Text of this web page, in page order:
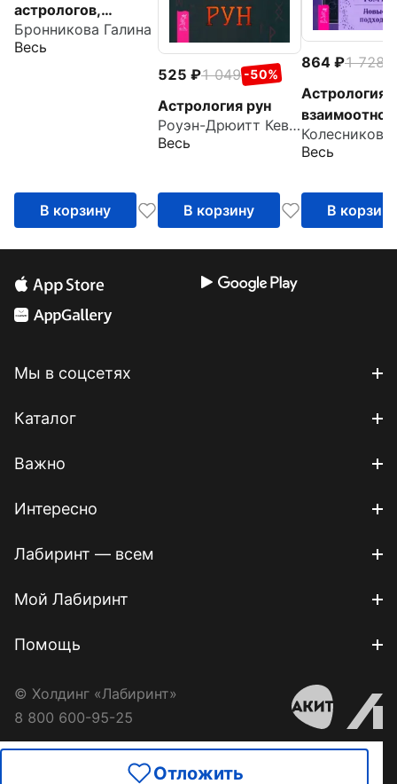
Отложить
астрологов,
брошюра
Бронникова Галина
Весь
В корзину
525 1 049 -50%
Астрология рун
Роуэн-Дрюитт Кевин
Весь
В корзину
864 1 728
Астрология
Ключ к
друг друга.
Весь
В корзину
Мы в соцсетях
Каталог
Важно
Интересно
Лабиринт — всем
Мой Лабиринт
Помощь
© Холдинг «Лабиринт»
8 800 600-95-25